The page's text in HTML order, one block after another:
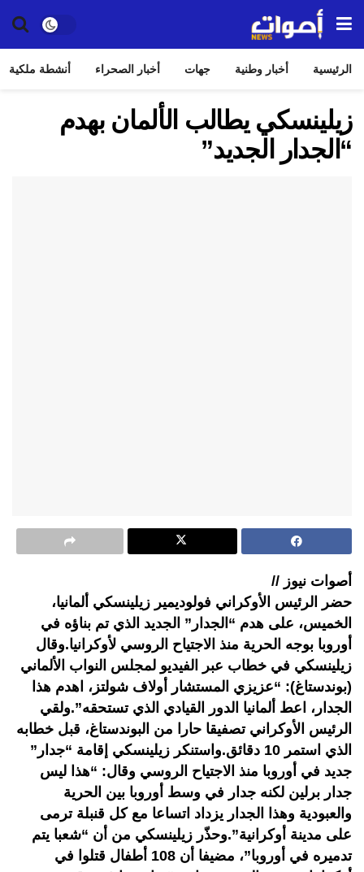
الرئيسية أخبار وطنية جهات أخبار الصحراء أنشطة ملكية
زيلينسكي يطالب الألمان بهدم
“الجدار الجديد”
أصوات نيوز //
حضر الرئيس الأوكراني فولوديمير زيلينسكي ألمانيا،
الخميس، على هدم “الجدار” الجديد الذي تم بناؤه في
أوروبا بوجه الحرية منذ الاجتياح الروسي لأوكرانيا.وقال
زيلينسكي في خطاب عبر الفيديو لمجلس النواب الألماني
(بوندستاغ): “عزيزي المستشار أولاف شولتز، اهدم هذا
الجدار، اعط ألمانيا الدور القيادي الذي تستحقه”.ولقي
الرئيس الأوكراني تصفيقا حارا من البوندستاغ، قبل خطابه
الذي استمر 10 دقائق.واستنكر زيلينسكي إقامة “جدار”
جديد في أوروبا منذ الاجتياح الروسي وقال: “هذا ليس
جدار برلين لكنه جدار في وسط أوروبا بين الحرية
والعبودية وهذا الجدار يزداد اتساعا مع كل قنبلة ترمى
على مدينة أوكرانية”.وحذّر زيلينسكي من أن “شعبا يتم
تدميره في أوروبا”، مضيفا أن 108 أطفال قتلوا في